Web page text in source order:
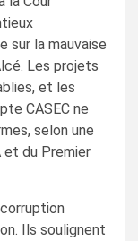
sur la mauvaise
Les projets
et les
CASEC ne
selon une
et du Premier
Ils soulignent